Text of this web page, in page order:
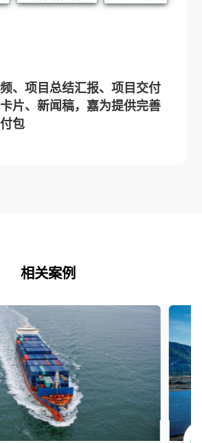
、项目总结汇报、项目交付
片、新闻稿，嘉为提供完善
包
相关案例